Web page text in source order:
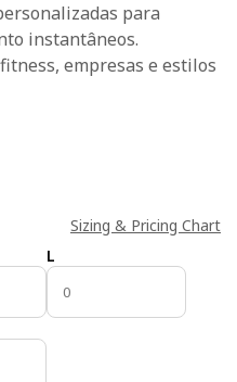
para
instantâneos.
empresas e estilos
Sizing & Pricing Chart
L